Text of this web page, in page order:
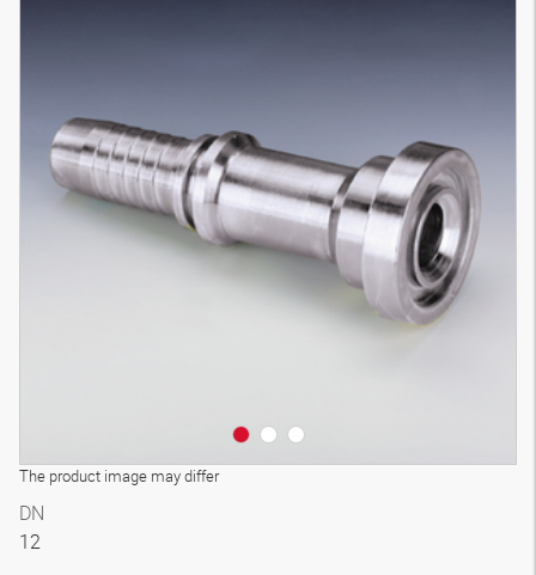
The product image may differ
Трехмерная модель
DN
12